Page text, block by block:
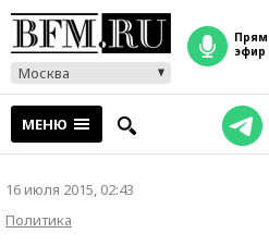
Москва
прямой
эфир
МЕНЮ
16 июля 2015, 02:43
Политика